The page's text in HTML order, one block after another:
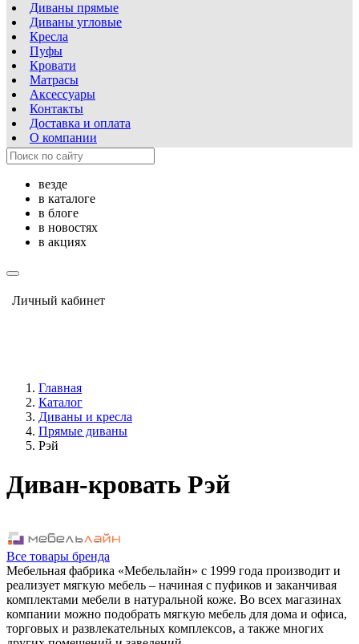
Диваны прямые
Диваны угловые
Кресла
Пуфы
Кровати
Матрасы
Аксессуары
Контакты
Доставка и оплата
О компании
везде
в каталоге
в блоге
в новостях
в акциях
Личный кабинет
Главная
Каталог
Диваны и кресла
Прямые диваны
Рэй
Диван-кровать Рэй
Все товары бренда
Мебельная фабрика «Мебельлайн» с 1999 года производит и
реализует мягкую мебель – начиная с пуфиков и заканчивая
комплектами мебели в натуральной коже. Во всех магазинах
компании можно подобрать мягкую мебель для дома и офиса,
торговых и развлекательных комплексов, а также многих